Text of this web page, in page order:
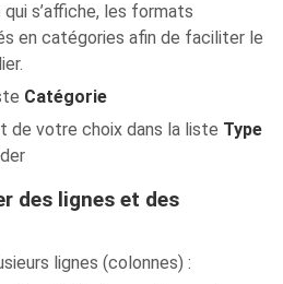
s’affiche, les formats
en catégories afin de faciliter le
Catégorie
votre choix dans la liste Type
des lignes et des
lignes (colonnes) :